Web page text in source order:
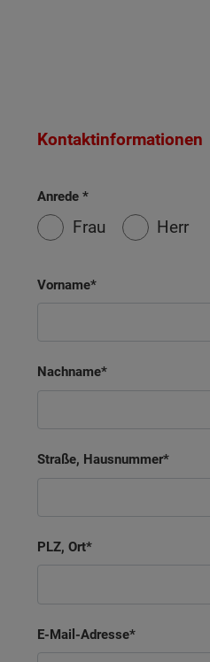
Kontaktinformationen
Anrede
Frau Herr
Vorname
Nachname
Straße, Hausnummer
PLZ, Ort
E-Mail-Adresse